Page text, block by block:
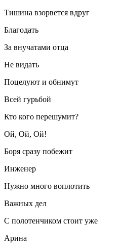
Тишина взорвется вдруг
Благодать
За внучатами отца
Не видать
Поцелуют и обнимут
Всей гурьбой
Кто кого перешумит?
Ой, Ой, Ой!
Боря сразу побежит
Инженер
Нужно много воплотить
Важных дел
С полотенчиком стоит уже
Арина